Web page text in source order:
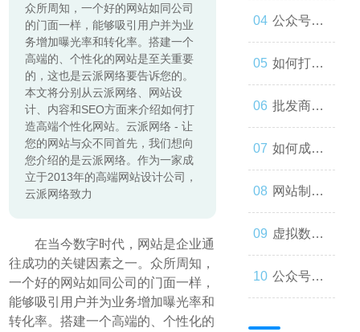
众所周知，一个好的网站如同公司
的门面一样，能够吸引用户并为业
务增加曝光率和转化率。搭建一个
高端的、个性化的网站是至关重要
的，这也是云派网络要告诉您的。
本文将分别从云派网络、网站设
计、内容和SEO方面来介绍如何打
造高端个性化网站。云派网络 - 让
您的网站与众不同首先，我们想向
您介绍的是云派网络。作为一家成
立于2013年的高端网站设计公司，
云派网络致力
在当今数字时代，网站是企业通
往成功的关键因素之一。众所周知，
一个好的网站如同公司的门面一样，
能够吸引用户并为业务增加曝光率和
转化率。搭建一个高端的、个性化的
世界联系
起来
的网站
人：技术
与人类事
务的交错
公众号开
发：如何
让你的公
众号成为
人们心中
的第一选
择
如何打造
一个优秀
的分销商
城？
批发商
城：为什
么您应该
考虑加
入？
如何成为
微信小程
序开发高
手？
网站制作
流程与技
巧
虚拟数字
人：从奇
公众号开